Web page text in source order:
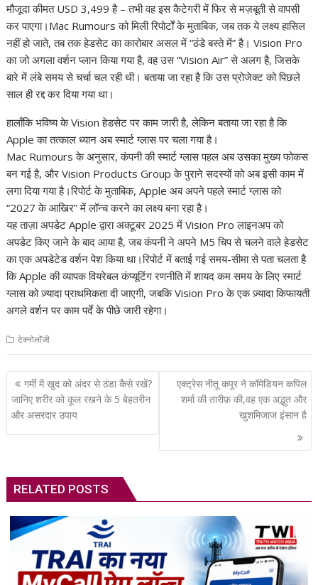
मौजूदा कीमत USD 3,499 है – तभी वह इस कैटेगरी में फिर से मज़बूती से वापसी
कर पाएगा।Mac Rumours को मिली रिपोर्टों के मुताबिक, जब तक ये लक्ष्य हासिल
नहीं हो जाते, तब तक हेडसेट का कारोबार असल में “ठंडे बस्ते में” है। Vision Pro
का जो अगला वर्शन प्लान किया गया है, वह उस “Vision Air” से अलग है, जिसके
बारे में लंबे समय से चर्चा चल रही थी। बताया जा रहा है कि उस प्रोजेक्ट को पिछले
साल ही रद्द कर दिया गया था।
हालाँकि भविष्य के Vision हेडसेट पर काम जारी है, लेकिन बताया जा रहा है कि
Apple का तत्काल ध्यान अब स्मार्ट ग्लास पर चला गया है।
Mac Rumours के अनुसार, कंपनी की स्मार्ट ग्लास पहल अब उसका मुख्य फोकस
बन गई है, और Vision Products Group के पुराने सदस्यों को अब इसी काम में
लगा दिया गया है।रिपोर्ट के मुताबिक, Apple अब अपने पहले स्मार्ट ग्लास को
“2027 के आखिर” में लॉन्च करने का लक्ष्य बना रहा है।
यह ताज़ा अपडेट Apple द्वारा अक्टूबर 2025 में Vision Pro लाइनअप को
अपडेट किए जाने के बाद आया है, जब कंपनी ने अपने M5 चिप से चलने वाले हेडसेट
का एक अपडेटेड वर्शन पेश किया था।रिपोर्ट में बताई गई समय-सीमा से पता चलता है
कि Apple की व्यापक वियरेबल कंप्यूटिंग रणनीति में शायद कम समय के लिए स्मार्ट
ग्लास को ज़्यादा प्राथमिकता दी जाएगी, जबकि Vision Pro के एक ज़्यादा किफायती
अगले वर्शन पर काम पर्दे के पीछे जारी रहेगा।
टेक्नोलॉजी
Post
navigation
गर्मी में खुद को अंदर से ठंडा कैसे रखें?
जानिए शरीर को कूल रखने के 5 बेहतरीन
और असरदार उपाय
एक्ट्रेस नीतू कपूर ने कॉमेडियन कपिल
शर्मा की तारीफ़ की,वह एक अद्भुत और
खुशमिजाज इंसान है
RELATED POSTS